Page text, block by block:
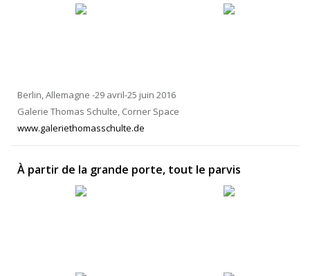
Berlin, Allemagne -29 avril-25 juin 2016
Galerie Thomas Schulte, Corner Space
www.galeriethomasschulte.de
À partir de la grande porte, tout le parvis